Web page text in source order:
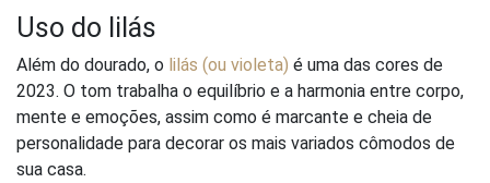
Uso do lilás
Além do dourado, o lilás (ou violeta) é uma das cores de
2023. O tom trabalha o equilíbrio e a harmonia entre corpo,
mente e emoções, assim como é marcante e cheia de
personalidade para decorar os mais variados cômodos de
sua casa.